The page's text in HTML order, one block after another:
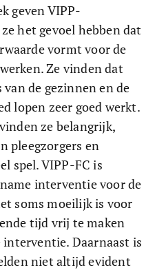
geven VIPP-
het gevoel hebben dat
vormt voor de
Ze vinden dat
de gezinnen en de
lopen zeer goed werkt.
ze belangrijk,
pleegzorgers en
spel. VIPP-FC is
interventie voor de
soms moeilijk is voor
tijd vrij te maken
Daarnaast is
niet altijd evident